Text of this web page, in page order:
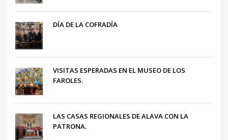
DÍA DE LA COFRADÍA
VISITAS ESPERADAS EN EL MUSEO DE LOS
FAROLES.
LAS CASAS REGIONALES DE ALAVA CON LA
PATRONA.